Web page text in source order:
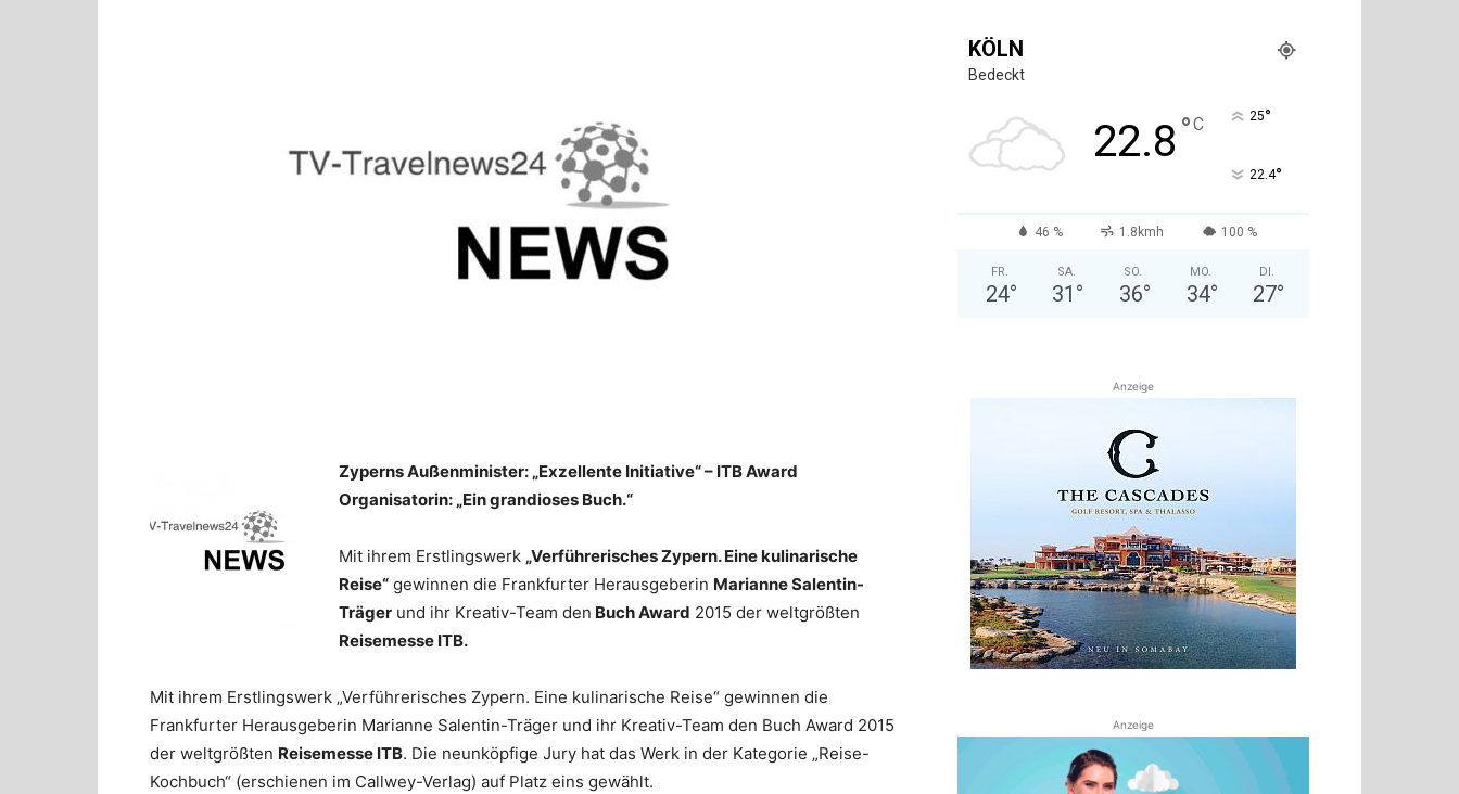
Zyperns Außenminister: „Exzellente Initiative“ – ITB Award
Organisatorin: „Ein grandioses Buch.“
Mit ihrem Erstlingswerk „Verführerisches Zypern. Eine kulinarische
Reise“ gewinnen die Frankfurter Herausgeberin Marianne Salentin-
Träger und ihr Kreativ-Team den Buch Award 2015 der weltgrößten
Reisemesse ITB.
Mit ihrem Erstlingswerk „Verführerisches Zypern. Eine kulinarische Reise“ gewinnen die
Frankfurter Herausgeberin Marianne Salentin-Träger und ihr Kreativ-Team den Buch Award 2015
der weltgrößten Reisemesse ITB. Die neunköpfige Jury hat das Werk in der Kategorie „Reise-
Kochbuch“ (erschienen im Callwey-Verlag) auf Platz eins gewählt.
KÖLN
Bedeckt
22.8 °C 25°
22.4°
46 % 1.8kmh 100 %
FR.
24°
SA.
31 °
SO.
36°
MO.
34°
DI.
27°
Anzeige
Anzeige